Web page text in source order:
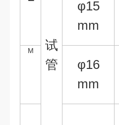
试
管
φ15
mm
M
φ16
mm